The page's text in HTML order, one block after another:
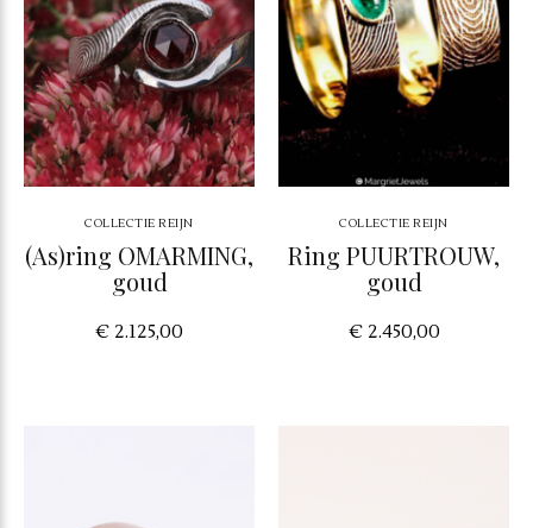
COLLECTIE REIJN
(As)ring OMARMING,
goud
€ 2.125,00
COLLECTIE REIJN
Ring PUURTROUW,
goud
€ 2.450,00